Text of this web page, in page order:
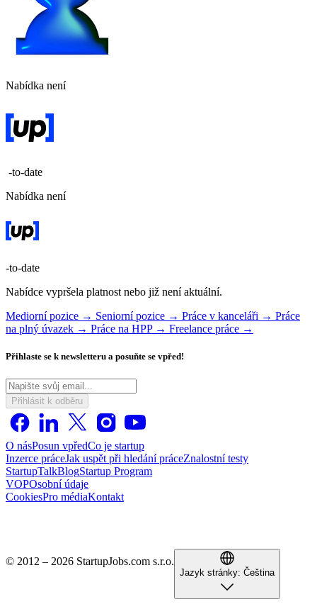
Nabídka není
-to-date
Nabídka není
-to-date
Nabídce vypršela platnost nebo již není aktuální.
Mediorní pozice → Seniorní pozice → Práce v kanceláři → Práce
na plný úvazek → Práce na HPP → Freelance práce →
Přihlaste se k newsletteru a posuňte se vpřed!
Přihlásit k odběru
O násPosun vpředCo je startup
Inzerce práceJak uspět při hledání práceZnalostní testy
StartupTalkBlogStartup Program
VOPOsobní údaje
CookiesPro médiaKontakt
© 2012 – 2026 StartupJobs.com s.r.o.
Jazyk stránky: Čeština